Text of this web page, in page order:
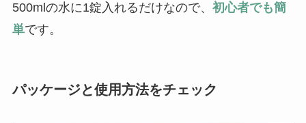
500mlの水に1錠入れるだけなので、 初心者でも簡
単です。
パッケージと使用方法をチェック